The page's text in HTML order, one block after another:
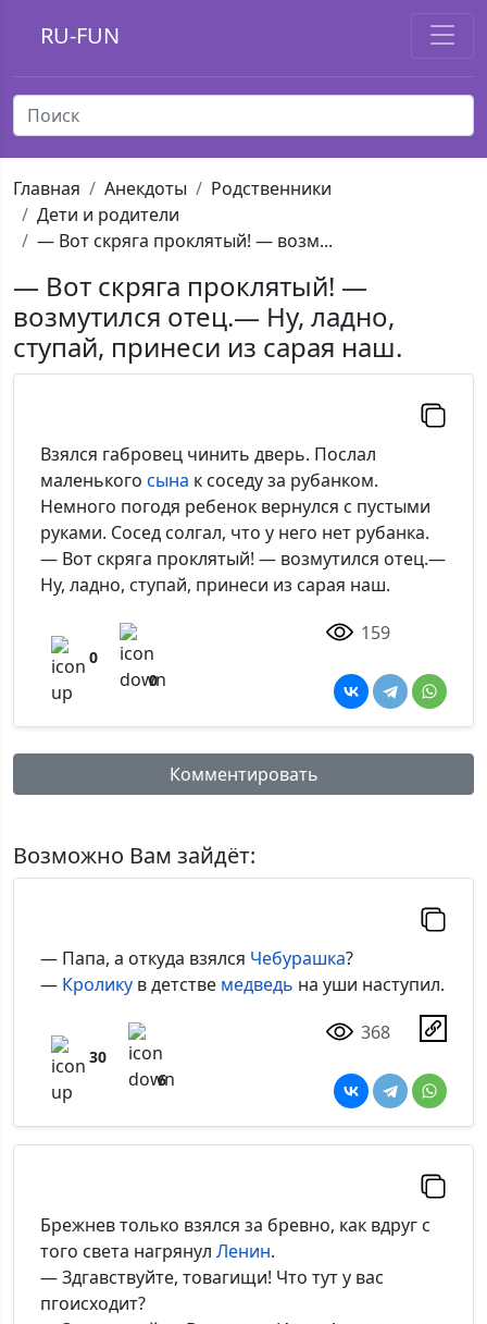
RU-FUN
Главная Анекдоты
Родственники
Дети и родители
— Вот скряга проклятый! — возм...
— Вот скряга проклятый! —
возмутился отец.— Ну, ладно,
ступай, принеси из сарая наш.
Взялся габровец чинить дверь. Послал
маленького сына к соседу за рубанком.
Немного погодя ребенок вернулся с пустыми
руками. Сосед солгал, что у него нет рубанка.
— Вот скряга проклятый! — возмутился отец.—
Ну, ладно, ступай, принеси из сарая наш.
0
0
159
Комментировать
*Максимальное кол-во символов - 500. Ручная модерация.
Добавить
Возможно Вам зайдёт:
— Папа, а откуда взялся Чебурашка?
— Кролику в детстве медведь на уши наступил.
30
6
368
Брежнев только взялся за бревно, как вдруг с
того света нагрянул Ленин.
— Здгавствуйте, товагищи! Что тут у вас
пгоисходит?